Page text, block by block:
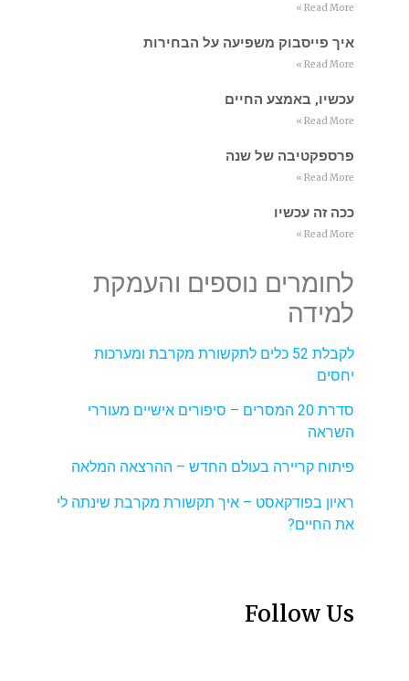
Read More »
איך פייסבוק משפיעה על הבחירות
Read More »
עכשיו, באמצע החיים
Read More »
פרספקטיבה של שנה
Read More »
ככה זה עכשיו
Read More »
לחומרים נוספים והעמקת
למידה
לקבלת 52 כלים לתקשורת מקרבת ומערכות
יחסים
סדרת 20 המסרים – סיפורים אישיים מעוררי
השראה
פיתוח קריירה בעולם החדש – ההרצאה המלאה
ראיון בפודקאסט – איך תקשורת מקרבת שינתה לי
את החיים?
Follow Us